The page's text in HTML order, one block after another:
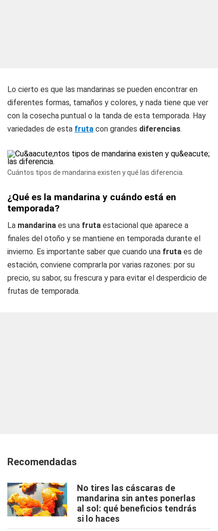
Lo cierto es que las mandarinas se pueden encontrar en
diferentes formas, tamaños y colores, y nada tiene que ver
con la cosecha puntual o la tanda de esta temporada. Hay
variedades de esta fruta con grandes diferencias.
Cuántos tipos de mandarina existen y qué las diferencia.
¿Qué es la mandarina y cuándo está en
temporada?
La mandarina es una fruta estacional que aparece a
finales del otoño y se mantiene en temporada durante el
invierno. Es importante saber que cuando una fruta es de
estación, conviene comprarla por varias razones: por su
precio, su sabor, su frescura y para evitar el desperdicio de
frutas de temporada.
Recomendadas
No tires las cáscaras de
mandarina sin antes ponerlas
al sol: qué beneficios tendrás
si lo haces